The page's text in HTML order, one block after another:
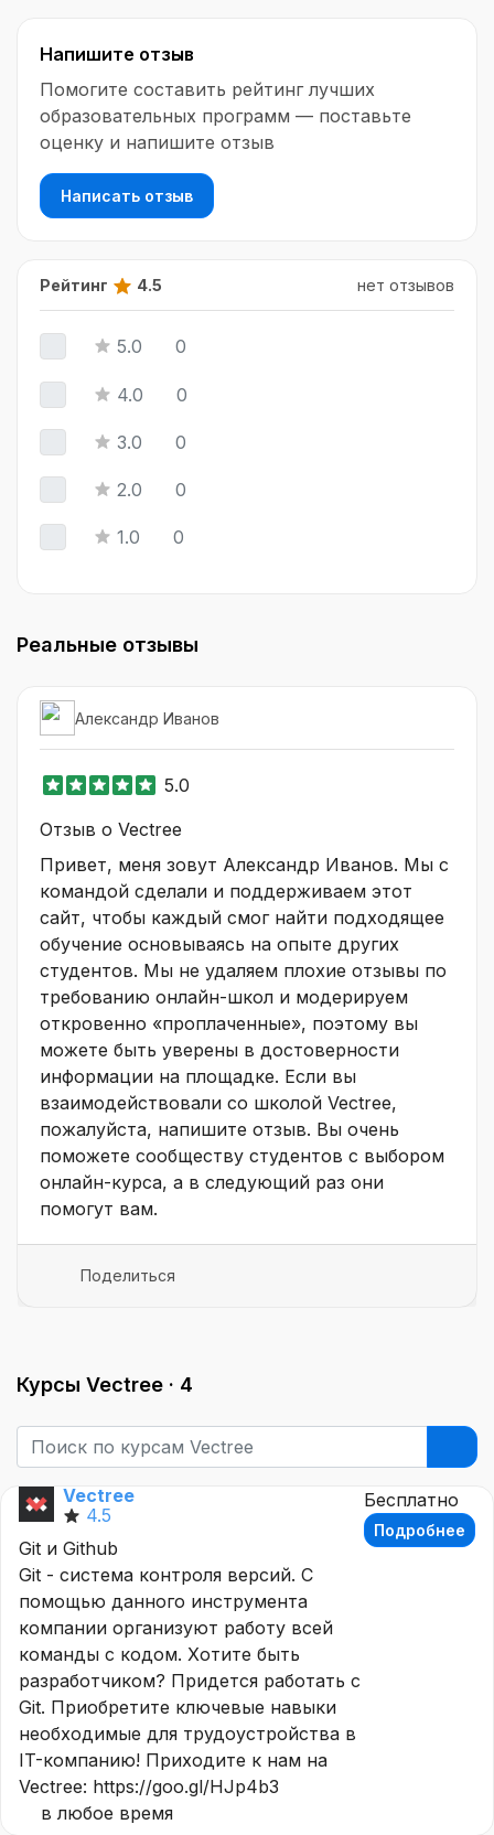
Напишите отзыв
Помогите составить рейтинг лучших
образовательных программ — поставьте
оценку и напишите отзыв
Написать отзыв
Рейтинг 4.5 нет отзывов
5.0 0
4.0 0
3.0 0
2.0 0
1.0 0
Реальные отзывы
Александр Иванов
5.0
Отзыв о Vectree
Привет, меня зовут Александр Иванов. Мы с
командой сделали и поддерживаем этот
сайт, чтобы каждый смог найти подходящее
обучение основываясь на опыте других
студентов. Мы не удаляем плохие отзывы по
требованию онлайн-школ и модерируем
откровенно «проплаченные», поэтому вы
можете быть уверены в достоверности
информации на площадке. Если вы
взаимодействовали со школой Vectree,
пожалуйста, напишите отзыв. Вы очень
поможете сообществу студентов с выбором
онлайн-курса, а в следующий раз они
помогут вам.
Поделиться
Курсы Vectree · 4
Vectree
4.5
Git и Github
Git - система контроля версий. С
помощью данного инструмента
компании организуют работу всей
команды с кодом. Хотите быть
разработчиком? Придется работать с
Git. Приобретите ключевые навыки
необходимые для трудоустройства в
IT-компанию! Приходите к нам на
Vectree: https://goo.gl/HJp4b3
в любое время
Бесплатно
Подробнее